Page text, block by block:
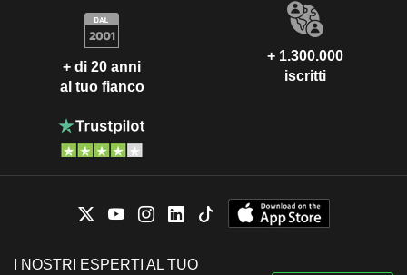
+ di 20 anni
al tuo fianco
+ 1.300.000
iscritti
I NOSTRI ESPERTI AL TUO